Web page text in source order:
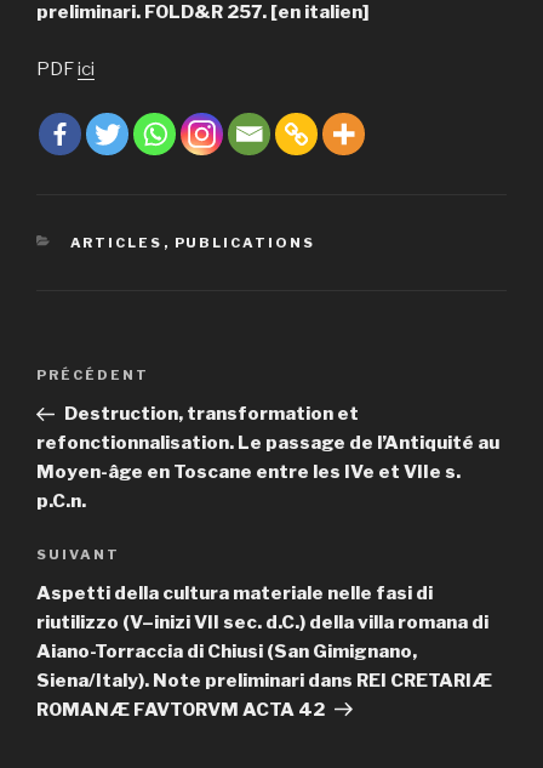
preliminari. FOLD&R 257. [en italien]
PDFici
CATÉGORIES
ARTICLES , PUBLICATIONS
Navigation
l’article
Article
précédent
PRÉCÉDENT
Destruction, transformation et
refonctionnalisation. Le passage de l’Antiquité au
Moyen-âge en Toscane entre les IVe et VIIe s.
p.C.n.
Article
suivant
SUIVANT
Aspetti della cultura materiale nelle fasi di
riutilizzo (V–inizi VII sec. d.C.) della villa romana di
Aiano-Torraccia di Chiusi (San Gimignano,
Siena/Italy). Note preliminari dans REI CRETARIÆ
ROMANÆ FAVTORVM ACTA 42